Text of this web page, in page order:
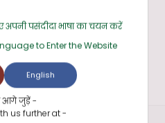
पसंदीदा भाषा का चयन करें
to Enter the Website
English
आगे जुड़ें -
us further at -